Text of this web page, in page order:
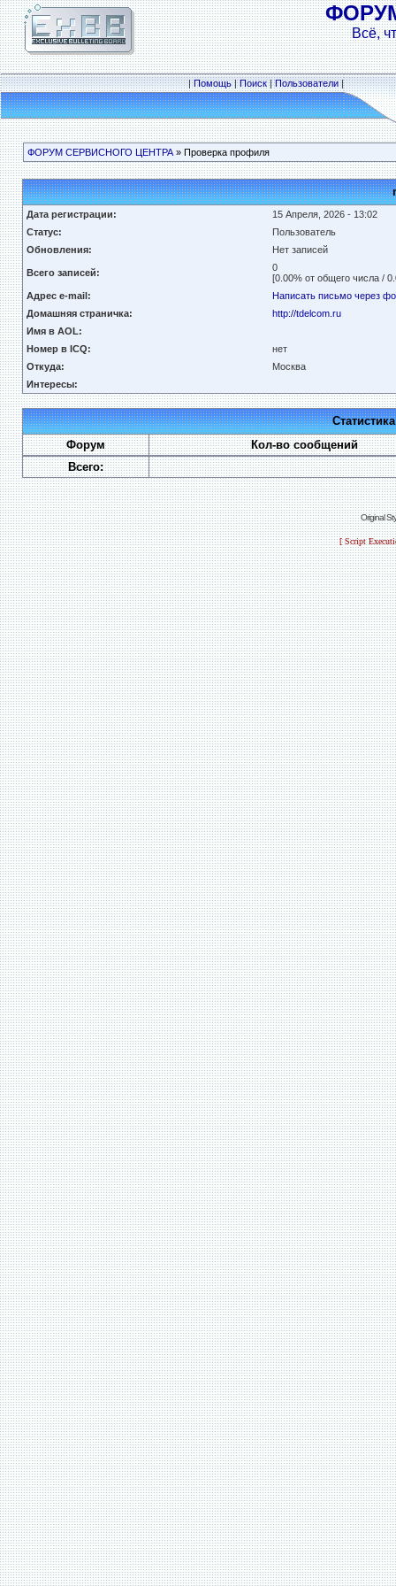
Всё,
|Помощь|Поиск|Пользователи|
ФОРУМ СЕРВИСНОГО ЦЕНТРА» Проверка профиля
Дата регистрации:
15 Апреля, 2026 - 13:02
Статус:
Пользователь
Обновления:
Нет записей
Всего записей:
0
[0.00% от общего числа /
Адрес e-mail:
Написать письмо через
Домашняя страничка:
http://tdelcom.ru
Имя в AOL:
Номер в ICQ:
нет
Откуда:
Москва
Интересы:
Форум
Кол-во сообщений
Всего:
Original
[ Script